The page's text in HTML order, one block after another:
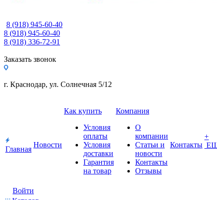
8 (918) 945-60-40
8 (918) 945-60-40
8 (918) 336-72-91
Заказать звонок
г. Краснодар, ул. Солнечная 5/12
Главная
Новости
Как купить
Условия
оплаты
Условия
доставки
Гарантия
на товар
Компания
О
компании
Статьи и
новости
Контакты
Отзывы
Контакты
+
Войти